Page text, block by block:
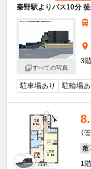
秦野駅よりバス10分
すべての写真
3
駐車場あり 駐輪場あ
（
敷
1